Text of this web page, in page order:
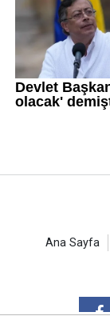
Ana Sayfa